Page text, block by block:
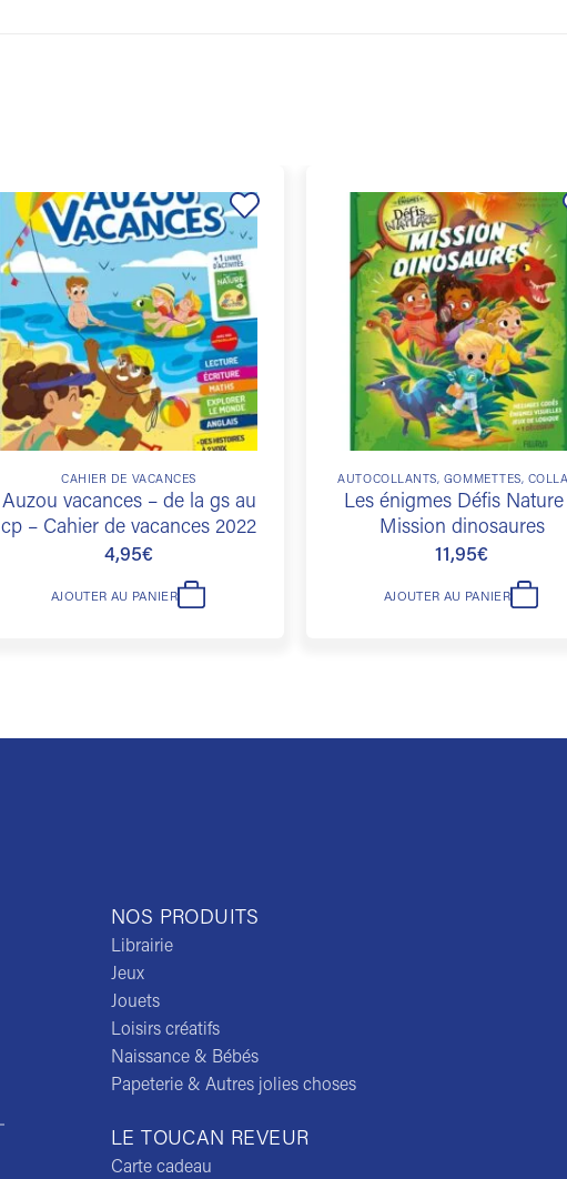
Ajouter
à la
liste de
souhaits
CAHIER DE VACANCES
Auzou vacances – de la gs au
cp – Cahier de vacances 2022
4,95€
AJOUTER AU PANIER
AUTOCOLLANTS, GOMMETTES,
Les énigmes Défis Nature
Mission dinosaures
11,95€
AJOUTER AU PANIER
NOS PRODUITS
Librairie
Jeux
Jouets
Loisirs créatifs
Naissance & Bébés
Papeterie & Autres jolies choses
LE TOUCAN REVEUR
Carte cadeau